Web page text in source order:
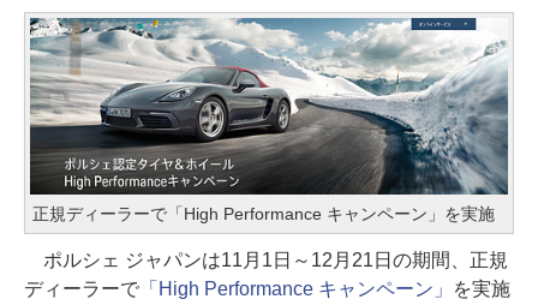
正規ディーラーで「High Performance キャンペーン」を実施
ポルシェ ジャパンは11月1日～12月21日の期間、正規
ディーラーで「High Performance キャンペーン」
を実施